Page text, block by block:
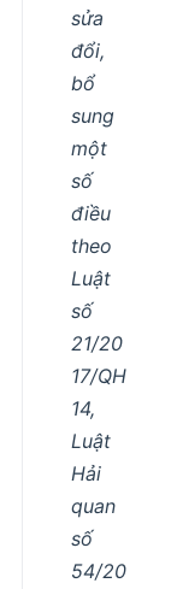
sửa
đổi,
bổ
sung
một
số
điều
theo
Luật
số
21/20
17/QH
14,
Luật
Hải
quan
số
54/20